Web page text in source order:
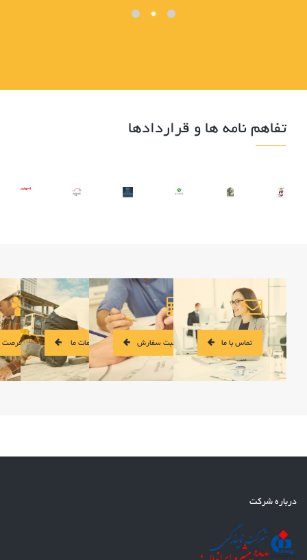
تفاهم نامه ها و قراردادها
فرصت خدمات ما ثبت سفارش تماس با ما
درباره شرکت